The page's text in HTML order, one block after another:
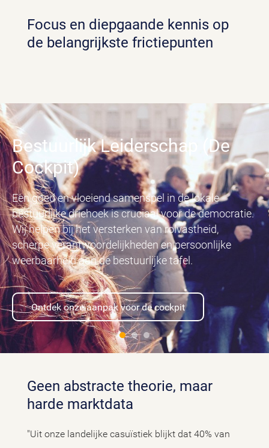
Focus en diepgaande kennis op
de belangrijkste frictiepunten
Bestuurlijk Leiderschap (De
Cockpit)
Een goed en vloeiend samenspel in de lokale
bestuurlijke driehoek is cruciaal voor de democratie.
Wij helpen bij het versterken van rolvastheid,
scherpe verantwoordelijkheden en persoonlijke
weerbaarheid aan de bestuurlijke tafel.
Ontdek onze aanpak voor de cockpit
Geen abstracte theorie, maar
harde marktdata
"Uit onze landelijke casuïstiek blijkt dat 40% van